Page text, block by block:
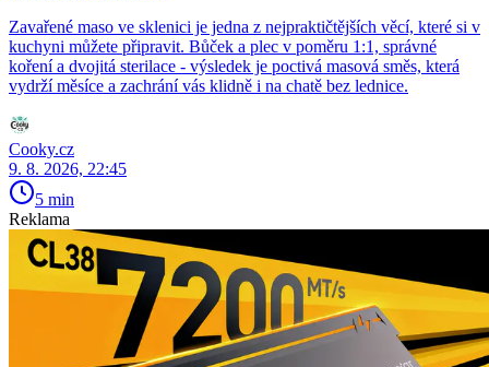
Zavařené maso ve sklenici je jedna z nejpraktičtějších věcí, které si v
kuchyni můžete připravit. Bůček a plec v poměru 1:1, správné
koření a dvojitá sterilace - výsledek je poctivá masová směs, která
vydrží měsíce a zachrání vás klidně i na chatě bez lednice.
Cooky.cz
9. 8. 2026, 22:45
5 min
Reklama